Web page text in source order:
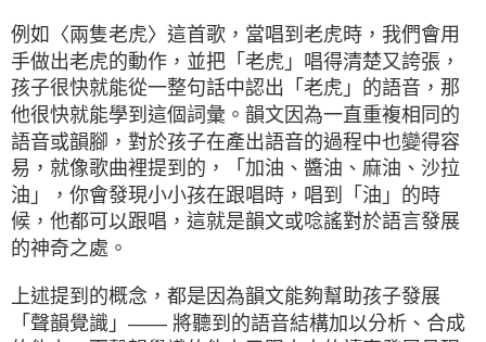
例如〈兩隻老虎〉這首歌，當唱到老虎時，我們會用
手做出老虎的動作，並把「老虎」唱得清楚又誇張，
孩子很快就能從一整句話中認出「老虎」的語音，那
他很快就能學到這個詞彙。韻文因為一直重複相同的
語音或韻腳，對於孩子在產出語音的過程中也變得容
易，就像歌曲裡提到的，「加油、醬油、麻油、沙拉
油」，你會發現小小孩在跟唱時，唱到「油」的時
候，他都可以跟唱，這就是韻文或唸謠對於語言發展
的神奇之處。
上述提到的概念，都是因為韻文能夠幫助孩子發展
「聲韻覺識」—— 將聽到的語音結構加以分析、合成